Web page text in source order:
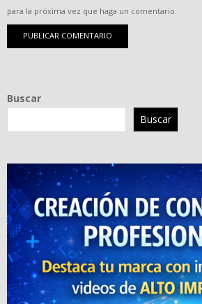
para la próxima vez que haga un comentario.
Buscar
Buscar